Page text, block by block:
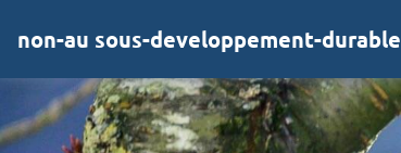
non-au sous-developpement-durable